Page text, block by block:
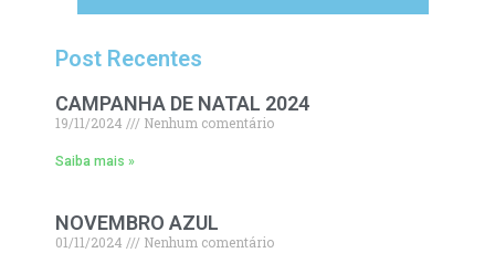
Post Recentes
CAMPANHA DE NATAL 2024
19/11/2024 Nenhum comentário
Saiba mais »
NOVEMBRO AZUL
01/11/2024 Nenhum comentário